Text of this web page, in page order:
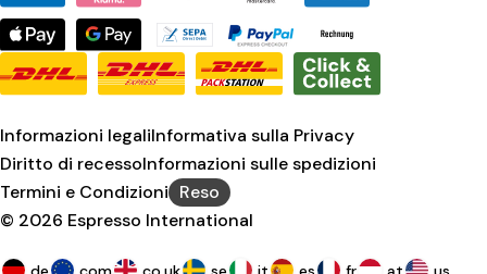
di
pagamento
Informazioni legaliInformativa sulla Privacy
Diritto di recessoInformazioni sulle spedizioni
Termini e Condizioni Reso
© 2026 Espresso International